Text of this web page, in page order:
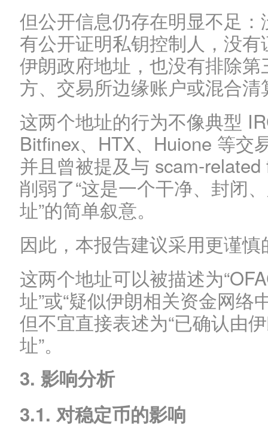
但公开信息仍存在明显不足
有公开证明私钥控制人，没
伊朗政府地址，也没有排除
方、交易所边缘账户或混合
这两个地址的行为不像典型
Bitfinex、HTX、Huione 等交
并且曾被提及与 scam-
削弱了“这是一个干净、封闭
址”的简单叙意。
因此，本报告建议采用更谨慎
这两个地址可以被描述为
址”或“疑似伊朗相关资金网络
但不宜直接表述为“已确认由
址”。
3. 影响分析
3.1. 对稳定币的影响